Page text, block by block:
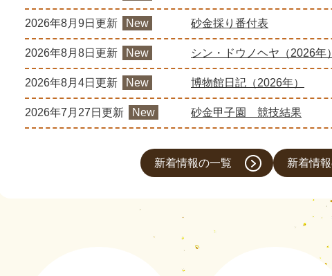
2026年8月9日更新 New 砂金採り番付表
2026年8月8日更新 New シン・ドウノヘヤ（2026年
2026年8月4日更新 New 博物館日記（2026年）
2026年7月27日更新 New 砂金甲子園 競技結果
新着情報の一覧 新着情